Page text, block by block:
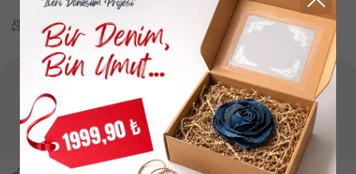
İade
Ürün Kodu :
TB0A66BA2881
Yukarıdaki ürün kodunu kullanarak müşteri hizmetlerimizden
bilgi alıp sipariş oluşturabilirsiniz.